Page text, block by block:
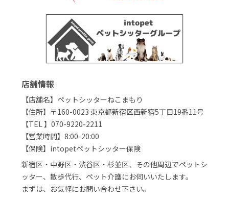
店舗情報
【店舗名】ペットシッターねこまもり
【住所】〒160-0023 東京都新宿区西新宿5丁目19番11号
【TEL 】070-9220-2211
【営業時間】8:00-20:00
【保険】intopetペットシッター保険
新宿区・中野区・渋谷区・杉並区、その他周辺でペットシ
ッター、散歩代行、ペット介護にお伺いいたします。
まずは、お気軽にお問い合わせ下さい。